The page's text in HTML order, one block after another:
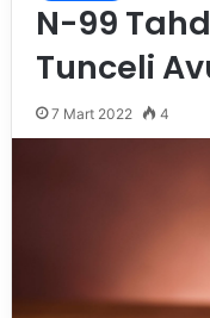
N-99
Tunceli
7 Mart 2022 4